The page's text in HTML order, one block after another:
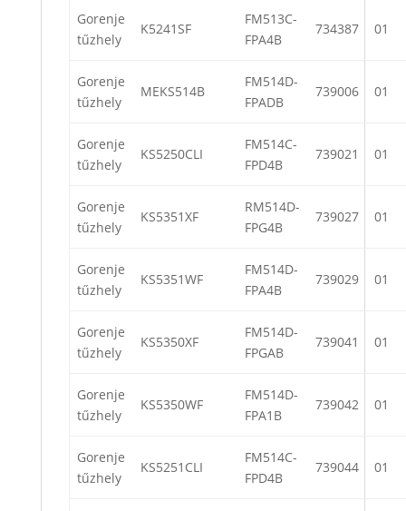
Gorenje
tűzhely
K5241SF
FM513C-
FPA4B
734387 01
Gorenje
tűzhely
MEKS514B
FM514D-
FPADB
739006 01
Gorenje
tűzhely
KS5250CLI
FM514C-
FPD4B
739021 01
Gorenje
tűzhely
KS5351XF
RM514D-
FPG4B
739027 01
Gorenje
tűzhely
KS5351WF
FM514D-
FPA4B
739029 01
Gorenje
tűzhely
KS5350XF
FM514D-
FPGAB
739041 01
Gorenje
tűzhely
KS5350WF
FM514D-
FPA1B
739042 01
Gorenje
tűzhely
KS5251CLI
FM514C-
FPD4B
739044 01